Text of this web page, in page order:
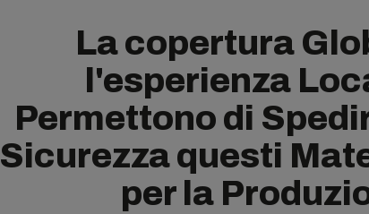
La copertura
l'esperienza
Permettono di
Sicurezza questi
per la